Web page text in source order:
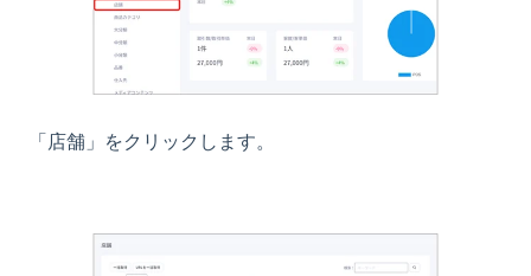
「店舗」をクリックします。